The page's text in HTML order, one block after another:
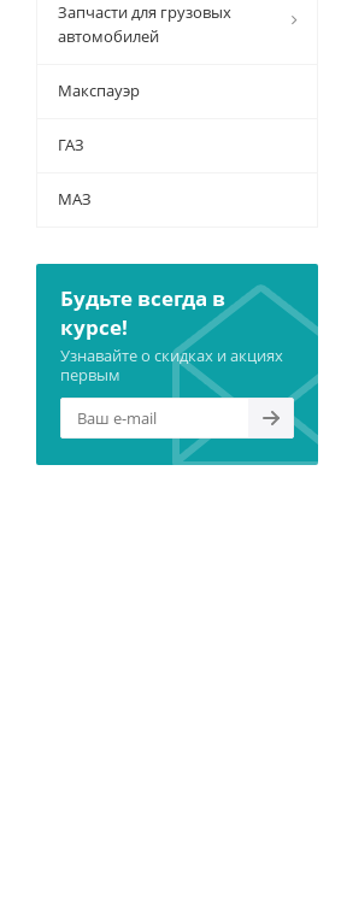
Запчасти для грузовых
автомобилей
Макспауэр
ГАЗ
МАЗ
Будьте всегда в
курсе!
Узнавайте о скидках и акциях
первым